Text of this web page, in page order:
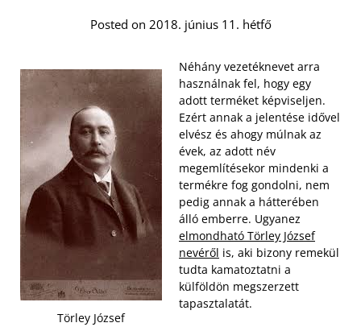
Posted on 2018. június 11. hétfő
Törley József
Néhány vezetéknevet arra
használnak fel, hogy egy
adott terméket képviseljen.
Ezért annak a jelentése idővel
elvész és ahogy múlnak az
évek, az adott név
megemlítésekor mindenki a
termékre fog gondolni, nem
pedig annak a hátterében
álló emberre. Ugyanez
elmondható Törley József
nevéről is, aki bizony remekül
tudta kamatoztatni a
külföldön megszerzett
tapasztalatát.